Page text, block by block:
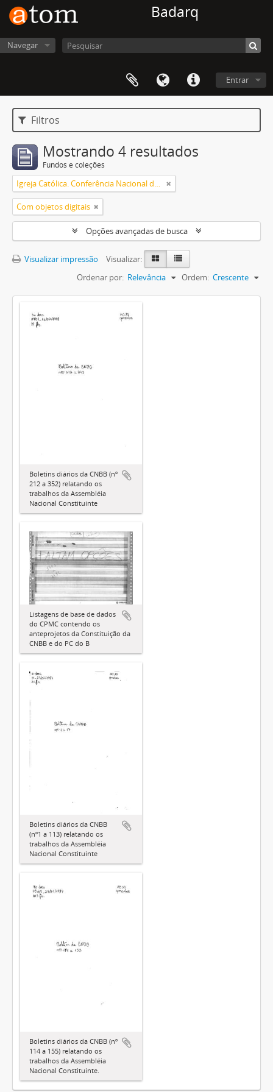
Badarq
Navegar
Entrar
Filtros
Mostrando 4 resultados
Fundos e coleções
Igreja Católica. Conferência Nacional dos Bispos do Brasil
Com objetos digitais
Opções avançadas de busca
Visualizar impressão
Visualizar:
Ordenar por: Relevância Ordem: Crescente
Boletins diários da CNBB (nº
212 a 352) relatando os
trabalhos da Assembléia
Nacional Constituinte
Listagens de base de dados
do CPMC contendo os
anteprojetos da Constituição da
CNBB e do PC do B
Boletins diários da CNBB
(nº1 a 113) relatando os
trabalhos da Assembléia
Nacional Constituinte
Boletins diários da CNBB (nº
114 a 155) relatando os
trabalhos da Assembléia
Nacional Constituinte.